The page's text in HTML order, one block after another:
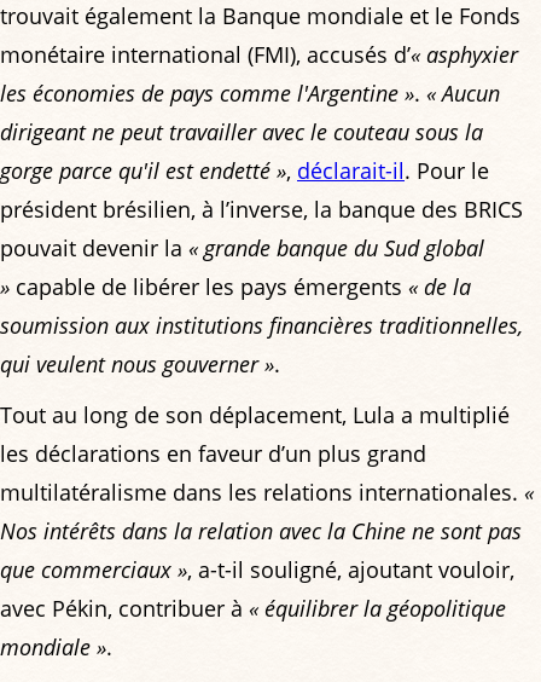
trouvait également la Banque mondiale et le Fonds
monétaire international (FMI), accusés d’« asphyxier
les économies de pays comme l'Argentine ». « Aucun
dirigeant ne peut travailler avec le couteau sous la
gorge parce qu'il est endetté », déclarait-il. Pour le
président brésilien, à l’inverse, la banque des BRICS
pouvait devenir la « grande banque du Sud global
» capable de libérer les pays émergents « de la
soumission aux institutions financières traditionnelles,
qui veulent nous gouverner ».
Tout au long de son déplacement, Lula a multiplié
les déclarations en faveur d’un plus grand
multilatéralisme dans les relations internationales. «
Nos intérêts dans la relation avec la Chine ne sont pas
que commerciaux », a-t-il souligné, ajoutant vouloir,
avec Pékin, contribuer à « équilibrer la géopolitique
mondiale ».